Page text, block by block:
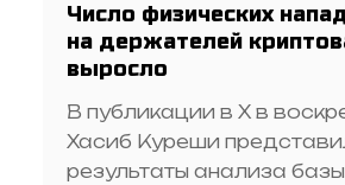
Число физических
на держателей
выросло
В публикации в X в
Хасиб Куреши
результаты анализа